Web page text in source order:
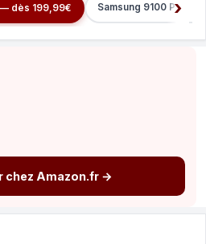
— dès 199,99€ Samsung 9100 PRO
chez Amazon.fr →